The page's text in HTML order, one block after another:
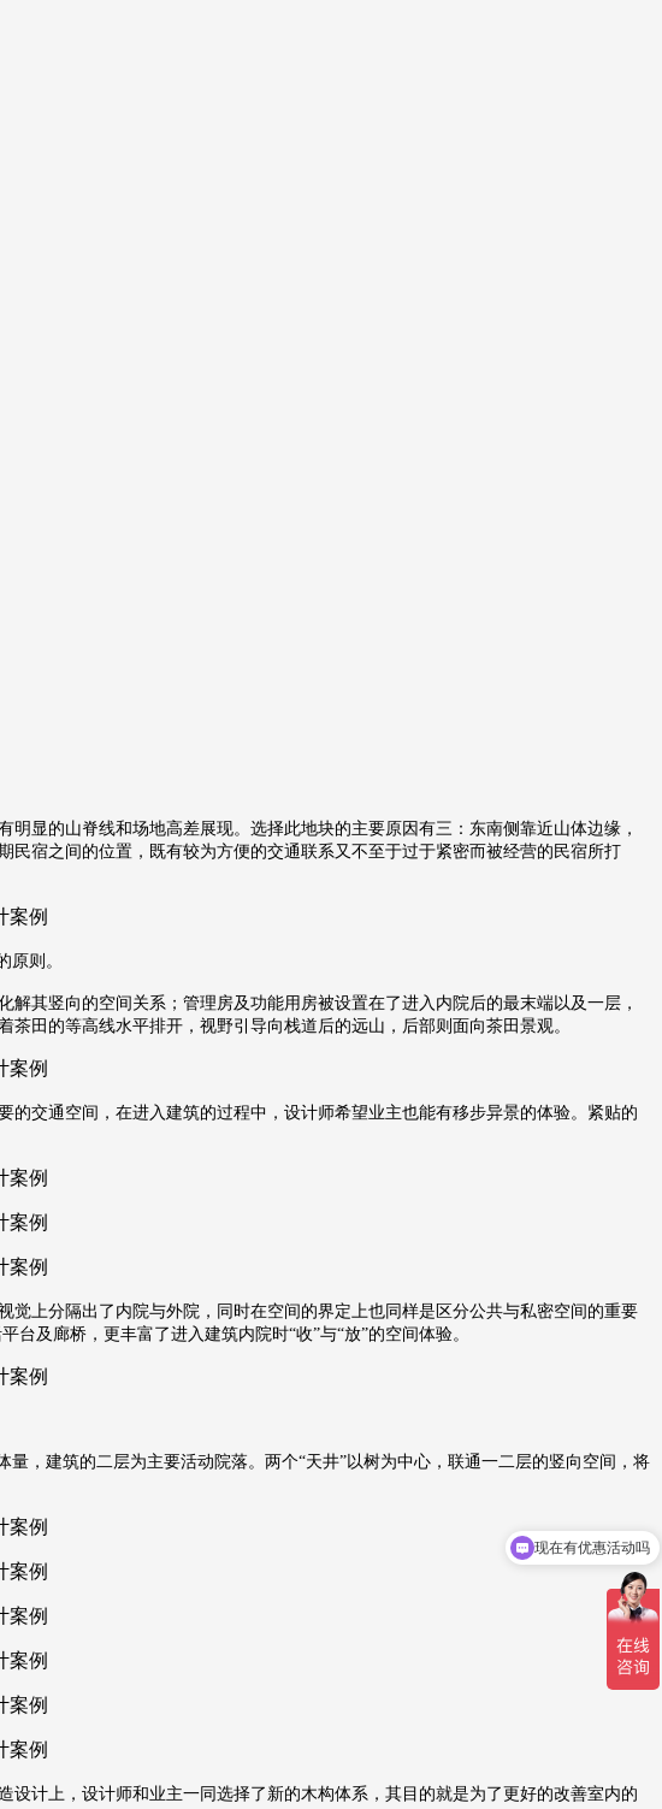
显的山脊线和场地高差展现。选择此地块的主要原因有三：东南侧靠近山体边缘，
宿之间的位置，既有较为方便的交通联系又不至于过于紧密而被经营的民宿所打
原则。
其竖向的空间关系；管理房及功能用房被设置在了进入内院后的最末端以及一层，
田的等高线水平排开，视野引导向栈道后的远山，后部则面向茶田景观。
交通空间，在进入建筑的过程中，设计师希望业主也能有移步异景的体验。紧贴的
上分隔出了内院与外院，同时在空间的界定上也同样是区分公共与私密空间的重要
及廊桥，更丰富了进入建筑内院时“收”与“放”的空间体验。
，建筑的二层为主要活动院落。两个“天井”以树为中心，联通一二层的竖向空间，将
计上，设计师和业主一同选择了新的木构体系，其目的就是为了更好的改善室内的
现在有优惠活动吗